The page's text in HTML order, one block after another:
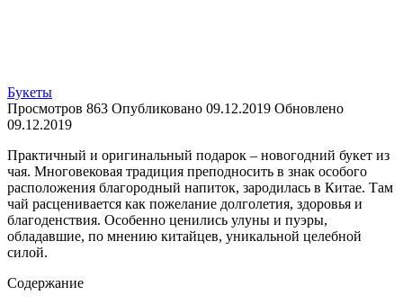
Букеты
Просмотров 863 Опубликовано 09.12.2019 Обновлено
09.12.2019
Практичный и оригинальный подарок – новогодний букет из
чая. Многовековая традиция преподносить в знак особого
расположения благородный напиток, зародилась в Китае. Там
чай расценивается как пожелание долголетия, здоровья и
благоденствия. Особенно ценились улуны и пуэры,
обладавшие, по мнению китайцев, уникальной целебной
силой.
Содержание